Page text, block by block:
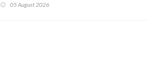
05 August 2026